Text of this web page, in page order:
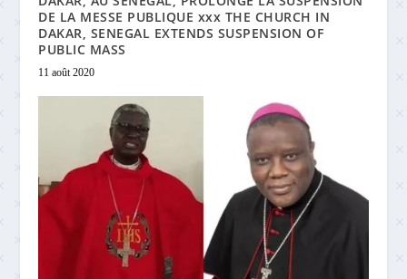
DE LA MESSE PUBLIQUE xxx THE CHURCH IN
DAKAR, SENEGAL EXTENDS SUSPENSION OF
PUBLIC MASS
11 août 2020